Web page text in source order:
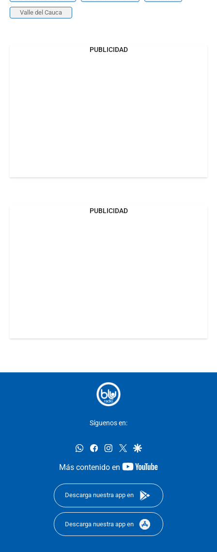
Valle del Cauca
PUBLICIDAD
PUBLICIDAD
Síguenos en:
whatsappfacebookinstagram
twittergoogle
Más contenido en
youtube-
Descarga nuestra app en
Descarga nuestra app en